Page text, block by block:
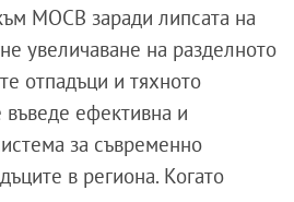
МОСВ заради липсата на
увеличаване на разделното
отпадъци и тяхното
ефективна и
за съвременно
в региона. Когато